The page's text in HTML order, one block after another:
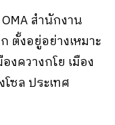
สำนักงาน
งอยู่อย่างเหมาะ
งควางกโย เมือง
ซล ประเทศ